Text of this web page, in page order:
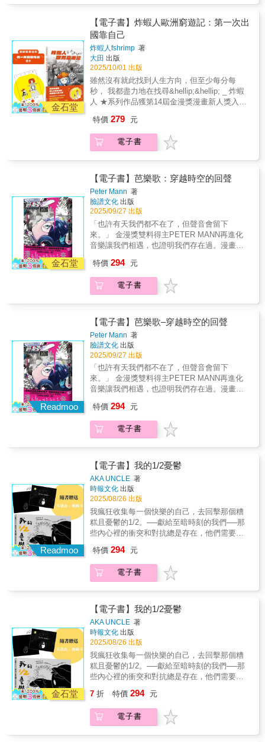
己性命。就在他站在懸崖邊，準備跳下去的前
一刻，他卻用他的超能力，救了一個正在跌落
山谷的女孩……兩個孤獨靈魂的相遇，會是扭
轉孤獨……還是加倍孤獨……----------「我是為
了畫出這個結局畫面，才寫出這樣的故事。所
有故事的設定，都是為了呈現出這樣的結
局。」---創作心路歷程完整收錄於書末後記最
美麗的結局，最理想的愛情。芝麻熊邀請你/妳
一起，眼淚掉下來，體驗某種幸福的可能性。
◎代理經銷：白象文化更多精彩內容請見
金石堂
【電子書】炸蝦人歐洲窮遊記：第一次出
國靠自己
炸蝦人fshrimp 著
大田 出版
2025/10/01 出版
雖然沒有就此找到人生方向，但至少每分每
秒， 我都盡力地在找尋&hellip;&hellip; _ 炸蝦
人 ★系列作品獲第14屆金漫獎漫畫新人獎入圍
為什麼別人家小孩可以出國，我就不行？ 我也
想離開兩坪大的房間，去外面的世界看看
&hellip;&hellip; 人生的第一個好朋友移民了。
井底之蛙的阿蝦我，只好靠自己了
&hellip;&hellip; 總之，先想辦法便宜出國吧！
不考慮自費留學，而用低預算考取托福，爭取
校際交換學生名額；宿舍和同學分租、生活費
也精打細算；旅遊搭廉價航空、以「沙發衝
浪」住當地人家、不買漫遊只連別人
wifi&hellip;&hellip; 這一年，用最有限預算取得
最大的經驗！ 本著客家硬頸精神，以為沒什麼
能難倒我&hellip;&hellip;結果，現實怎麼與期待
凰，反倒被天鵝欺負； 鼓起勇氣去旁聽設計課
程，一次又一次被拒絕； 一年內窮遊二十幾個
國家，差點消失在地圖上； 歐洲人的餐桌話題
是政治、經濟、時事、文化，我家怎麼都在聊
賺錢？ 尋尋覓覓，好像還是看不見未來的方向
&hellip;&hellip; 一個人的種種不安、語言與文
化的重磅衝擊、對夢想的徬徨和茫然
&hellip;&hellip;即使沒有找到答案，這些過程都
豐富了我的筆記本。 我想，世界之大，總會找
到能容納我的那個「空隙」吧？
特價 279 元
電子書
金石堂
【電子書】芭樂歌：穿越時空的回聲
Peter Mann 著
臉譜文化 出版
2025/09/27 出版
「也許有天我們都不在了，但聲音會留下
來。」 金漫獎雙料得主PETER MANN再進化
音樂讓我們相遇，也證明我們存在過。漫畫書
YouTuber 多米多羅｜音樂人－MANDARK、
VOOID/透明雜誌 洪申豪、八十八顆芭樂籽 阿
強、拍謝少年 薑薑｜媒體－《大人的漫畫社》
谷口菜津子、真造圭伍、星期一回收日｜饒舌
歌手－someshiit 山姆、艾蜜莉 AMILI、陳嫺靜
Hsien Ching、禪波ZENBØ──齊聲推薦2022
年，對專輯、插畫、音樂祭視覺設計有著豐富
經驗的Peter Mann，想著以自身創作出發連結
跨領域合作，策劃了「芭樂歌」這個企劃。在
《芭樂歌》1.0中，Peter畫下了每個人生命中那
首別具意義的歌，更第一次讓漫畫真正可以被
聽見。3年後，帶著對音樂滿滿的愛意，同時還
帶來最新作品《芭樂歌–穿越時空的回聲》。如
同本次音樂統籌Kuma Liu所說，Peter一直以來
「身為獨立音樂場景的一份子，對於執著於音
樂的人們真的有很入微的觀察及理解。」這次
漫畫家更成為創作者，以4篇故事呈現音樂如何
既是一種煩惱、挫折與逃避，同時也是一種救
贖及出口──#01 「小時候，大人都說答案在課
本裡。活在現代，難道古人能回答我的問題
嗎？」斜槓饒舌歌手勝志，創作之路不斷在
「現實」與「理想」之間拉扯，某天意外穿越
到貌似古代的不知名村落，開始了街頭賣藝的
生活，並遇見了想要證明自己的女歌手……一
場古今交流，穿越時空尋找心中答案的奇幻歷
程就此展開！#02「用一首歌的時間，把沒能說
出口的話，大聲唱出來吧！」3位高中生想加入
時間，這場演出也讓他們發現了學長無法說出
口的祕密……有些話太晚說，有些話來不及
說，有些話很難開口，那就用唱的吧！#03「人
生勝利組不會有煩惱吧？」「第一名」是李莉
的標籤，但謎樣的她，在夜晚則化身成另一個
角色，向宇宙發送訊息。「第一名」是陳梅的
目標，求學是為了將來鋪路，努力的背後卻隱
藏了對於失敗和未知所感到的恐懼與不安……
妳所追求的是別人的影子，而她所追求的是
以後，音樂還能為生命帶來什麼？」地球毀滅
以後，在外星種主導的外太空，聲音僅僅剩下
記錄的作用……兩名少年意外找到關於人類的
特價 294 元
電子書
Readmoo
【電子書】芭樂歌–穿越時空的回聲
Peter Mann 著
臉譜文化 出版
2025/09/27 出版
「也許有天我們都不在了，但聲音會留下
來。」 金漫獎雙料得主PETER MANN再進化
音樂讓我們相遇，也證明我們存在過。漫畫書
YouTuber 多米多羅｜音樂人－MANDARK、
VOOID/透明雜誌 洪申豪、八十八顆芭樂籽 阿
強、拍謝少年 薑薑｜媒體－《大人的漫畫社》
谷口菜津子、真造圭伍、星期一回收日｜饒舌
歌手－someshiit 山姆、艾蜜莉 AMILI、陳嫺靜
Hsien Ching、禪波ZENBØ──齊聲推薦2022
年，對專輯、插畫、音樂祭視覺設計有著豐富
經驗的Peter Mann，想著以自身創作出發連結
跨領域合作，策劃了「芭樂歌」這個企劃。在
《芭樂歌》1.0中，Peter畫下了每個人生命中那
首別具意義的歌，更第一次讓漫畫真正可以被
聽見。3年後，帶著對音樂滿滿的愛意，同時還
帶來最新作品《芭樂歌–穿越時空的回聲》。如
同本次音樂統籌Kuma Liu所說，Peter一直以來
「身為獨立音樂場景的一份子，對於執著於音
樂的人們真的有很入微的觀察及理解。」這次
漫畫家更成為創作者，以4篇故事呈現音樂如何
既是一種煩惱、挫折與逃避，同時也是一種救
贖及出口──#01 「小時候，大人都說答案在課
本裡。活在現代，難道古人能回答我的問題
嗎？」斜槓饒舌歌手勝志，創作之路不斷在
「現實」與「理想」之間拉扯，某天意外穿越
到貌似古代的不知名村落，開始了街頭賣藝的
生活，並遇見了想要證明自己的女歌手……一
場古今交流，穿越時空尋找心中答案的奇幻歷
程就此展開！#02「用一首歌的時間，把沒能說
出口的話，大聲唱出來吧！」3位高中生想加入
特價 294 元
電子書
Readmoo
【電子書】我的1/2憂鬱
AKA UNCLE 著
時報文化 出版
2025/08/26 出版
我瘋狂收集每一個快樂的自己，去回擊那個糟
糕且憂鬱的1/2。──獻給至暗時刻的我們──那
些內心裡的衝突和對抗總是存在，他們需要消
嗎？-■ 隨書附贈：「有我在」動動卡 ■與自己
和解的瞬間，就是光進來的起點。隨視角變換
圖像，呈現動態變化效果。不要忘記，還有自
插畫，畫出兩個1/2的我。快樂的我，憂鬱的
我，有時會進入黑暗的漩渦，有時我會拉住
我。我們內心的衝突和對抗會一直存在，但可
以並存的吧？可以對抗這個複雜的世界的吧？
它就這樣來了。我彷彿被困在深不見底的黑暗
中，持續的悲傷、焦慮和恐懼包裹著我。身體
不斷下沉，想伸手抓住什麼，卻什麼也抓不
住。在情緒低谷裡，在最需要被接住的時刻－
－當情緒內耗成為一種時代通病，我們更需要
有語言能說出自己的黯淡，這本書會用圖像與
細語為你命名那些無聲的悲傷，也悄悄點亮心
裡的光。你已經很好了，只是忘了怎麼擁抱自
特價 294 元
電子書
金石堂
【電子書】我的1/2憂鬱
AKA UNCLE 著
時報文化 出版
2025/08/26 出版
我瘋狂收集每一個快樂的自己，去回擊那個糟
糕且憂鬱的1/2。──獻給至暗時刻的我們──那
些內心裡的衝突和對抗總是存在，他們需要消
嗎？-■ 隨書附贈：「有我在」動動卡 ■與自己
和解的瞬間，就是光進來的起點。隨視角變換
圖像，呈現動態變化效果。不要忘記，還有自
7 折 特價 294 元
電子書